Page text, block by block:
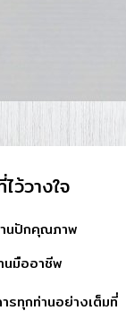
ว้วางใจ
นปักคุณภาพ
นมืออาชีพ
รทุกท่านอย่างเต็มที่